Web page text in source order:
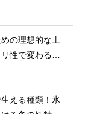
の理想的な土
性で変わる菌
える種類！氷